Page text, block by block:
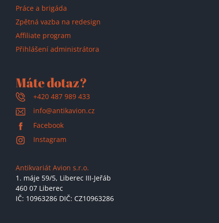
Práce a brigáda
Zpětná vazba na redesign
Affiliate program
Přihlášení administrátora
Máte dotaz?
+420 487 989 433
info@antikavion.cz
Facebook
Instagram
Antikvariát Avion s.r.o.
1. máje 59/5, Liberec III-Jeřáb
460 07 Liberec
IČ: 10963286 DIČ: CZ10963286